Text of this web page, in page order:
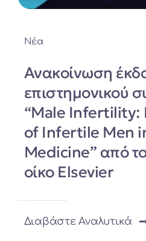
Νέα
Ανακοίνωση
επιστημονικού
“Male Infertility:
of Infertile Men
Medicine” από
οίκο Elsevier
Διαβάστε Αναλυτικά